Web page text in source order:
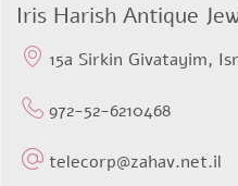
Iris Harish Antique
15a Sirkin Givatayim,
972-52-6210468
telecorp@zahav.net.il